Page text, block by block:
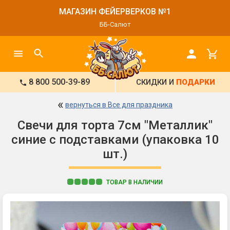
МАГАЗИН ФЕЙЕРВЕРКОВ №1
ББ-Салют
8 800 500-39-89 СКИДКИ И ПОДАРКИ
« вернуться в Все для праздника
Свечи для торта 7см "Металлик"
синие с подставками (упаковка 10
шт.)
ТОВАР В НАЛИЧИИ